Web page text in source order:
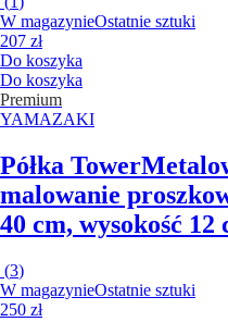
W magazynieOstatnie sztuki
207 zł
Do koszyka
Do koszyka
Premium
YAMAZAKI
Półka Tower
malowanie
40 cm, wysokość 12
(3)
W magazynieOstatnie sztuki
250 zł